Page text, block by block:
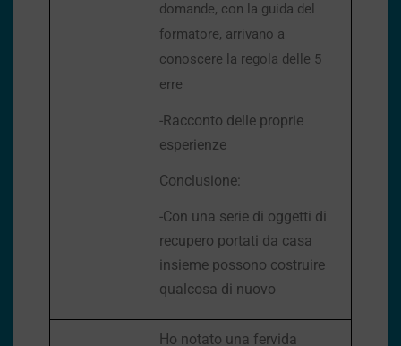
domande, con la guida del
formatore, arrivano a
conoscere la regola delle 5
erre
-Racconto delle proprie
esperienze
Conclusione:
-Con una serie di oggetti di
recupero portati da casa
insieme possono costruire
qualcosa di nuovo
Ho notato una fervida